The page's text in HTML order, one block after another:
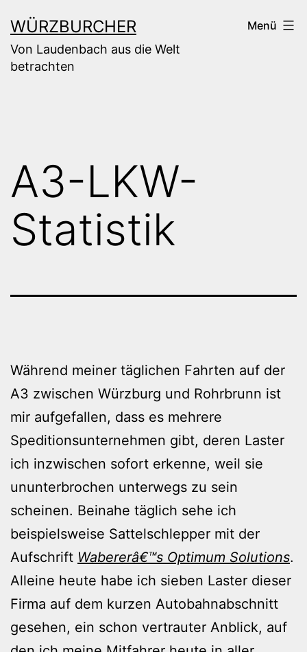
Inhalt
springen
WÜRZBURCHER
Von Laudenbach aus die Welt
betrachten
Menü
A3-LKW-
Statistik
Während meiner täglichen Fahrten auf der
A3 zwischen Würzburg und Rohrbrunn ist
mir aufgefallen, dass es mehrere
Speditionsunternehmen gibt, deren Laster
ich inzwischen sofort erkenne, weil sie
ununterbrochen unterwegs zu sein
scheinen. Beinahe täglich sehe ich
beispielsweise Sattelschlepper mit der
Aufschrift Wabererâ€™s Optimum Solutions.
Alleine heute habe ich sieben Laster dieser
Firma auf dem kurzen Autobahnabschnitt
gesehen, ein schon vertrauter Anblick, auf